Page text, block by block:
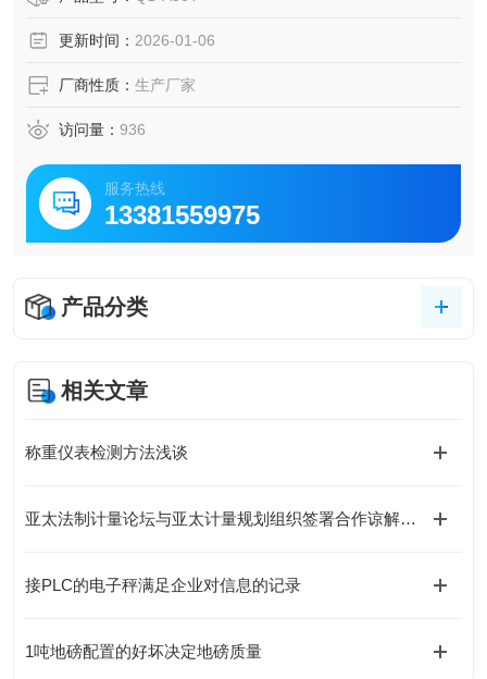
更新时间： 2026-01-06
厂商性质： 生产厂家
访问量： 936
服务热线
13381559975
产品分类
相关文章
称重仪表检测方法浅谈
亚太法制计量论坛与亚太计量规划组织签署合作谅解备忘录
接PLC的电子秤满足企业对信息的记录
1吨地磅配置的好坏决定地磅质量